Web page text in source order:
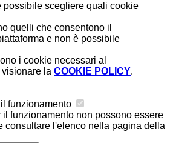
possibile scegliere quali cookie
quelli che consentono il
e non è possibile
i cookie necessari al
la COOKIE POLICY.
funzionamento
il funzionamento non possono essere
consultare l'elenco nella pagina della